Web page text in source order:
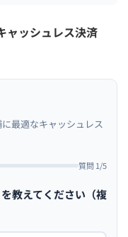
ャッシュレス決済
最適なキャッシュレス
質問 1/5
教えてください（複